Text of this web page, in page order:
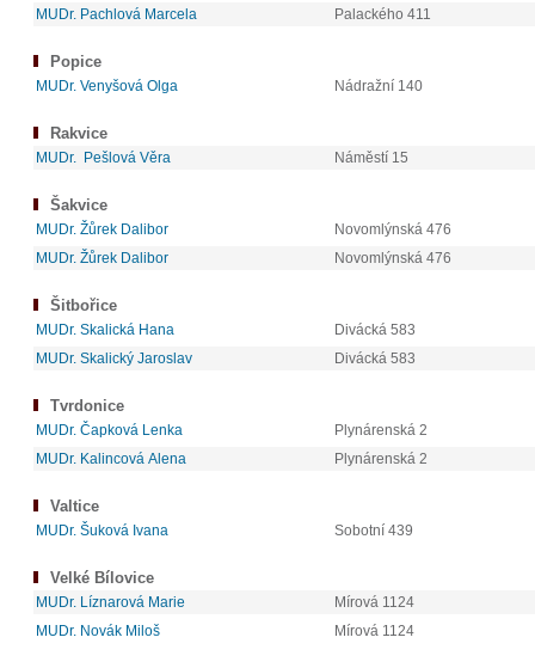
MUDr. Pachlová Marcela Palackého 411
Popice
MUDr. Venyšová Olga Nádražní 140
Rakvice
MUDr. Pešlová Věra Náměstí 15
Šakvice
MUDr. Žůrek Dalibor
Novomlýnská 476
MUDr. Žůrek Dalibor
Novomlýnská 476
Šitbořice
MUDr. Skalická Hana
Divácká 583
MUDr. Skalický Jaroslav
Divácká 583
Tvrdonice
MUDr. Čapková Lenka
Plynárenská 2
MUDr. Kalincová Alena
Plynárenská 2
Valtice
MUDr. Šuková Ivana Sobotní 439
Velké Bílovice
MUDr. Líznarová Marie
Mírová 1124
MUDr. Novák Miloš
Mírová 1124